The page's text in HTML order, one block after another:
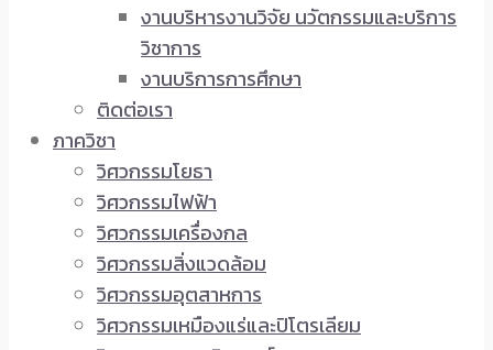
งานบริหารงานวิจัย นวัตกรรมและบริการ
วิชาการ
งานบริการการศึกษา
ติดต่อเรา
ภาควิชา
วิศวกรรมโยธา
วิศวกรรมไฟฟ้า
วิศวกรรมเครื่องกล
วิศวกรรมสิ่งแวดล้อม
วิศวกรรมอุตสาหการ
วิศวกรรมเหมืองแร่และปิโตรเลียม